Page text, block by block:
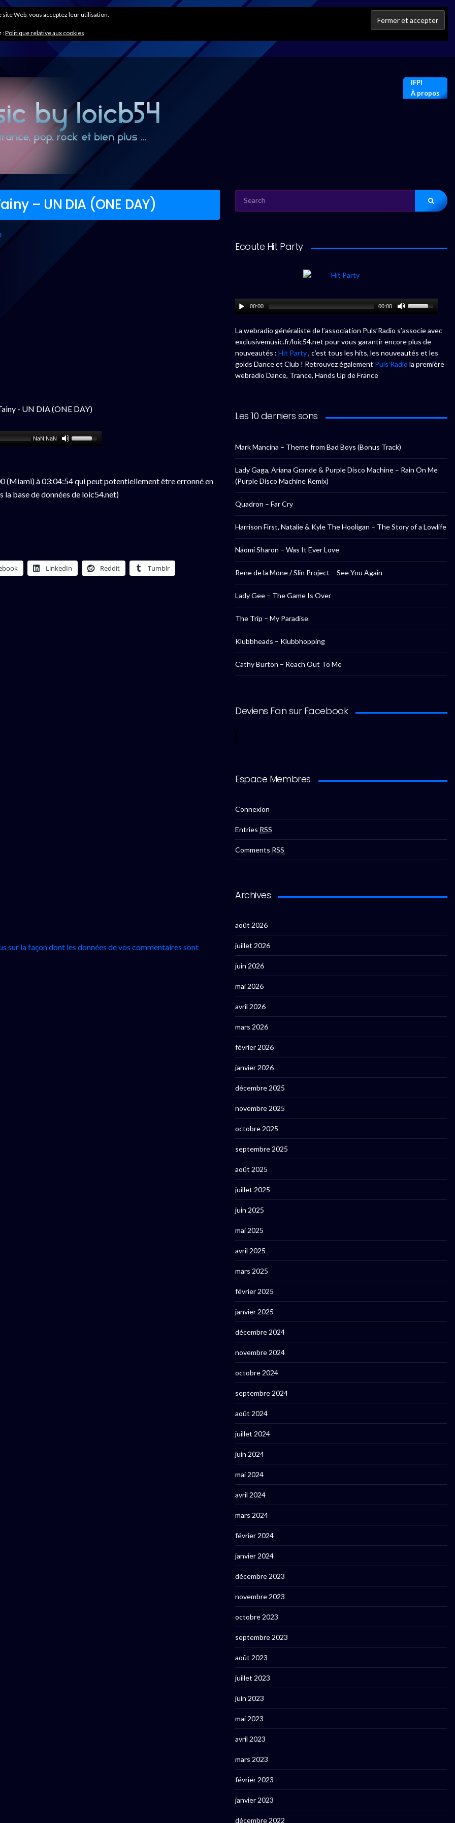
IFPI
À propos
– UN DIA (ONE DAY)
- UN DIA (ONE DAY)
NaN:NaN
(Miami) à 03:04:54 qui peut potentiellement être erronné en
la base de données de loic54.net)
LinkedIn Reddit Tumblr
sur la façon dont les données de vos commentaires sont
FOR:
Ecoute Hit Party
00:00 00:00
La webradio généraliste de l’association Puls’Radio s’associe avec
exclusivemusic.fr/loic54.net pour vous garantir encore plus de
nouveautés : Hit Party, c’est tous les hits, les nouveautés et les
golds Dance et Club ! Retrouvez également Puls’Radio la première
webradio Dance, Trance, Hands Up de France
Les 10 derniers sons
Mark Mancina – Theme from Bad Boys (Bonus Track)
Lady Gaga, Ariana Grande & Purple Disco Machine – Rain On Me
(Purple Disco Machine Remix)
Quadron – Far Cry
Harrison First, Natalie & Kyle The Hooligan – The Story of a Lowlife
Naomi Sharon – Was It Ever Love
Rene de la Mone / Slin Project – See You Again
Lady Gee – The Game Is Over
The Trip – My Paradise
Klubbheads – Klubbhopping
Cathy Burton – Reach Out To Me
Deviens Fan sur Facebook
Espace Membres
Connexion
Entries RSS
Comments RSS
Archives
août 2026
juillet 2026
juin 2026
mai 2026
avril 2026
mars 2026
février 2026
janvier 2026
décembre 2025
novembre 2025
octobre 2025
septembre 2025
août 2025
juillet 2025
juin 2025
mai 2025
avril 2025
mars 2025
février 2025
janvier 2025
décembre 2024
novembre 2024
octobre 2024
septembre 2024
août 2024
juillet 2024
juin 2024
mai 2024
avril 2024
mars 2024
février 2024
janvier 2024
décembre 2023
novembre 2023
octobre 2023
septembre 2023
août 2023
juillet 2023
juin 2023
mai 2023
avril 2023
mars 2023
février 2023
janvier 2023
décembre 2022
Web, vous acceptez leur utilisation.
:Politique relative aux cookies